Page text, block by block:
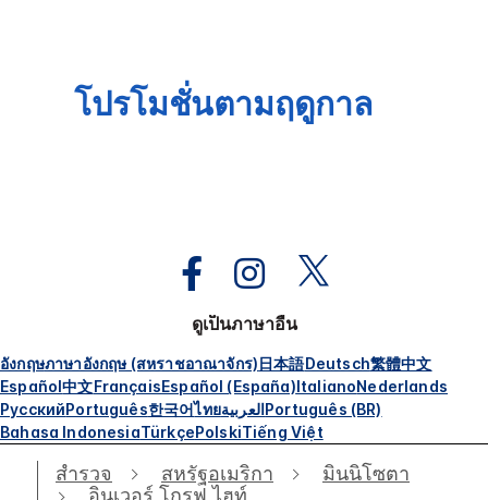
โปรโมชั่นตามฤดูกาล
ดูเป็นภาษาอื่น
อังกฤษภาษาอังกฤษ (สหราชอาณาจักร)日本語Deutsch繁體中文
Español中文FrançaisEspañol (España)ItalianoNederlands
РусскийPortuguês한국어ไทยالعربيةPortuguês (BR)
Bahasa IndonesiaTürkçePolskiTiếng Việt
สำรวจ สหรัฐอเมริกา
มินนิโซตา
อินเวอร์ โกรฟ ไฮท์